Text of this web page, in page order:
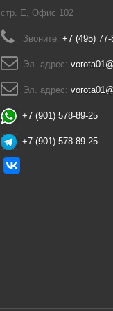
стр. Е, Офис 102
Звоните: +7 (495)
Эл. адрес:
Эл. адрес:
+7 (901) 578-89-25
+7 (901) 578-89-25